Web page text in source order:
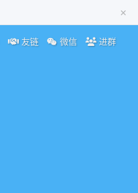
×
友链 微信 进群